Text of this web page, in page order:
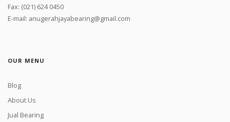
Fax: (021) 624 0450
E-mail: anugerahjayabearing@gmail.com
OUR MENU
Blog
About Us
Jual Bearing